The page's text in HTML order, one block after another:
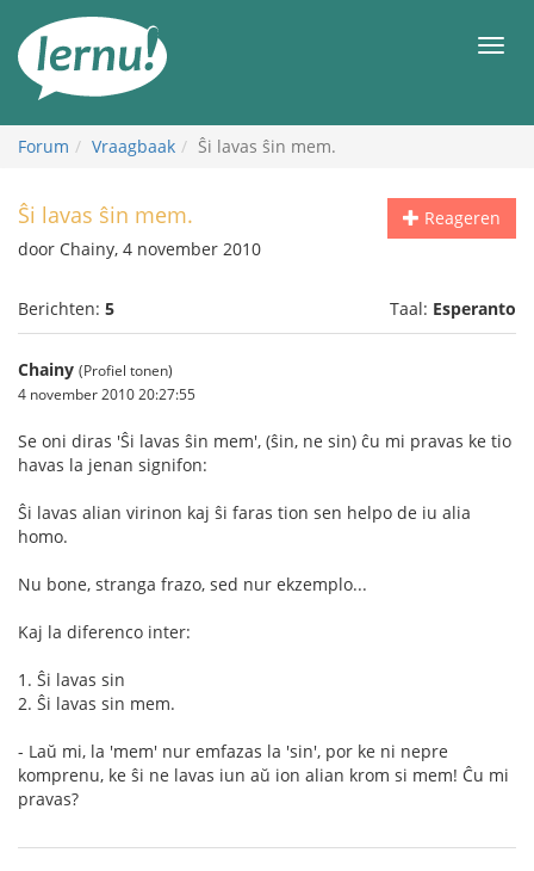
inhoud
Forum Vraagbaak Ŝi lavas ŝin mem.
Reageren
Ŝi lavas ŝin mem.
door Chainy, 4 november 2010
Berichten: 5 Taal: Esperanto
Chainy (Profiel tonen)
4 november 2010 20:27:55
Se oni diras 'Ŝi lavas ŝin mem', (ŝin, ne sin) ĉu mi pravas ke tio
havas la jenan signifon:
Ŝi lavas alian virinon kaj ŝi faras tion sen helpo de iu alia
homo.
Nu bone, stranga frazo, sed nur ekzemplo...
Kaj la diferenco inter:
1. Ŝi lavas sin
2. Ŝi lavas sin mem.
- Laŭ mi, la 'mem' nur emfazas la 'sin', por ke ni nepre
komprenu, ke ŝi ne lavas iun aŭ ion alian krom si mem! Ĉu mi
pravas?